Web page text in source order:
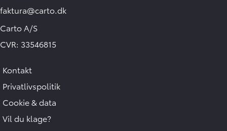
faktura@carto.dk
Carto A/S
CVR: 33546815
Kontakt
Privatlivspolitik
Cookie & data
Vil du klage?